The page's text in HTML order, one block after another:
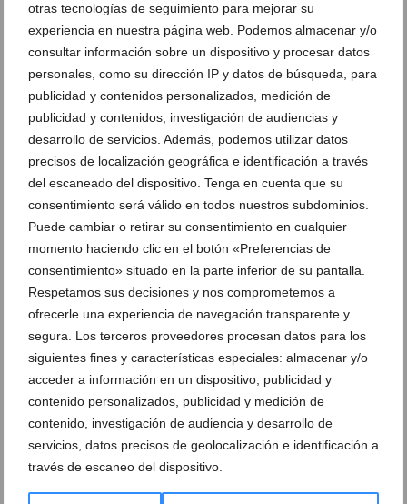
otras tecnologías de seguimiento para mejorar su
experiencia en nuestra página web. Podemos almacenar y/o
consultar información sobre un dispositivo y procesar datos
personales, como su dirección IP y datos de búsqueda, para
publicidad y contenidos personalizados, medición de
publicidad y contenidos, investigación de audiencias y
desarrollo de servicios. Además, podemos utilizar datos
precisos de localización geográfica e identificación a través
del escaneado del dispositivo. Tenga en cuenta que su
consentimiento será válido en todos nuestros subdominios.
Puede cambiar o retirar su consentimiento en cualquier
momento haciendo clic en el botón «Preferencias de
consentimiento» situado en la parte inferior de su pantalla.
Respetamos sus decisiones y nos comprometemos a
ofrecerle una experiencia de navegación transparente y
segura. Los terceros proveedores procesan datos para los
siguientes fines y características especiales: almacenar y/o
acceder a información en un dispositivo, publicidad y
contenido personalizados, publicidad y medición de
contenido, investigación de audiencia y desarrollo de
servicios, datos precisos de geolocalización e identificación a
través de escaneo del dispositivo.
Ver promociones
Ver sorteos
Newsletter